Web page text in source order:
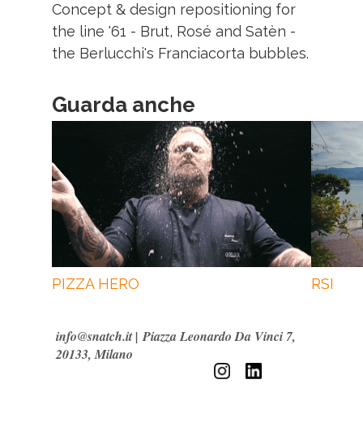
Concept & design repositioning for
the line '61 - Brut, Rosé and Satèn -
the Berlucchi's Franciacorta bubbles.
Guarda anche
PIZZA HERO RSI
info@snatch.it|Piazza Leonardo Da Vinci 7,
20133, Milano